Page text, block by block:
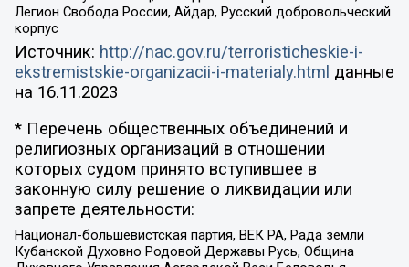
Легион Свобода России, Айдар, Русский добровольческий
корпус
Источник: http://nac.gov.ru/terroristicheskie-i-
ekstremistskie-organizacii-i-materialy.html данные
на 16.11.2023
* Перечень общественных объединений и
религиозных организаций в отношении
которых судом принято вступившее в
законную силу решение о ликвидации или
запрете деятельности:
Национал-большевистская партия, ВЕК РА, Рада земли
Кубанской Духовно Родовой Державы Русь, Община